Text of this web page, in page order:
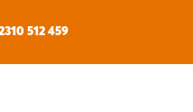
512 459